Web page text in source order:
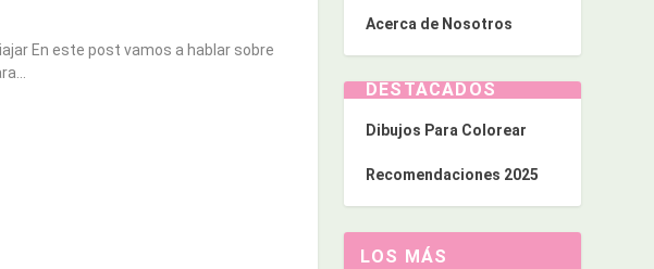
En este post vamos a hablar sobre
Acerca de Nosotros
DESTACADOS
Dibujos Para Colorear
Recomendaciones 2025
LOS MÁS